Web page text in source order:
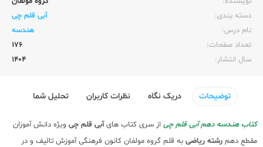
دسته بندی:
آبی قلم چی
نام درس:
هندسه
تعداد صفحات:‌
176
سال انتشار:‌
1404
توضیحات دریک نگاه نظرات کاربران تحلیل شما
کتاب هندسه دهم آبی قلم چی از سری کتاب هایآبی قلم چی ویژه دانش آموزان
مقطع دهم رشته ریاضی به قلم گروه مولفان کانون فرهنگی آموزش تالیف و در